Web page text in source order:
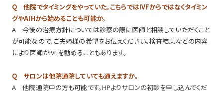
Q 他院でタイミングをやっていた。こちらではIVFからではなくタイミン
グやAIHから始めることも可能か。
A 今後の治療方針については診察の際に医師と相談していただくこと
が可能なので、ご夫婦様の希望をお伝えください。検査結果などの内容
により医師がIVFを勧めることもあります。
Q サロンは他院通院していても通えますか。
A 他院通院中の方も可能です。HPよりサロンの初診を申し込んでくだ